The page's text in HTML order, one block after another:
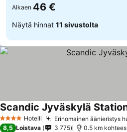
Alkaen 46 €
Näytä hinnat 11 sivustolta
4 Tähtiluokitus
Hotelli Erinomainen äänieristys
Scandic Jyväskylä
8,5 Loistava 3 775 0.5 km